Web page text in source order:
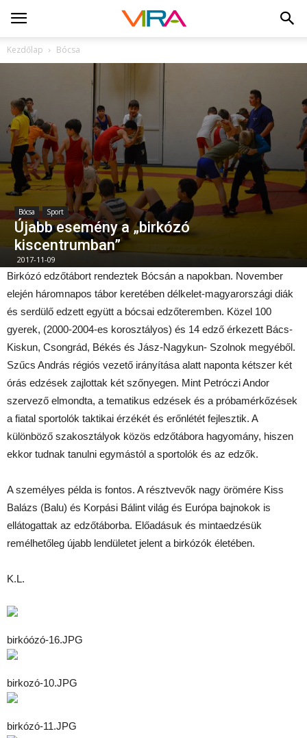
Kezdőlap Bócsa
Bócsa Sport
Újabb esemény a „birkózó
kiscentrumban”
2017-11-09
Birkózó edzőtábort rendeztek Bócsán a napokban. November
elején háromnapos tábor keretében délkelet-magyarországi diák
és serdülő edzett együtt a bócsai edzőteremben. Közel 100
gyerek, (2000-2004-es korosztályos) és 14 edző érkezett Bács-
Kiskun, Csongrád, Békés és Jász-Nagykun- Szolnok megyéből.
Szűcs András régiós vezető irányítása alatt naponta kétszer két
órás edzések zajlottak két szőnyegen. Mint Petróczi Andor
szervező elmondta, a tematikus edzések és a próbamérkőzések
a fiatal sportolók taktikai érzékét és erőnlétét fejlesztik. A
különböző szakosztályok közös edzőtábora hagyomány, hiszen
ekkor tudnak tanulni egymástól a sportolók és az edzők.
A személyes példa is fontos. A résztvevők nagy örömére Kiss
Balázs (Balu) és Korpási Bálint világ és Európa bajnokok is
ellátogattak az edzőtáborba. Előadásuk és mintaedzésük
remélhetőleg újabb lendületet jelent a birkózók életében.
K.L.
birkóózó-16.JPG
birkozó-10.JPG
birkózó-11.JPG